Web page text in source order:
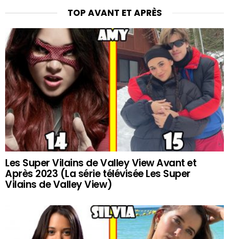
TOP AVANT ET APRÈS
Les Super Vilains de Valley View Avant et
Après 2023 (La série télévisée Les Super
Vilains de Valley View)